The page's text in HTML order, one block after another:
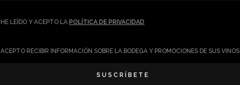
HE LEÍDO Y ACEPTO LA POLÍTICA DE PRIVACIDAD
ACEPTO RECIBIR INFORMACIÓN SOBRE LA BODEGA Y PROMOCIONES DE SUS VINOS
SUSCRÍBETE